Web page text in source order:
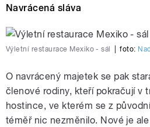
Navrácená sláva
Výletní restaurace Mexiko - sál foto:
O navrácený majetek se pak
členové rodiny, kteří pokračují v
hostince, ve kterém se z
téměř nic nezměnilo. Nové je